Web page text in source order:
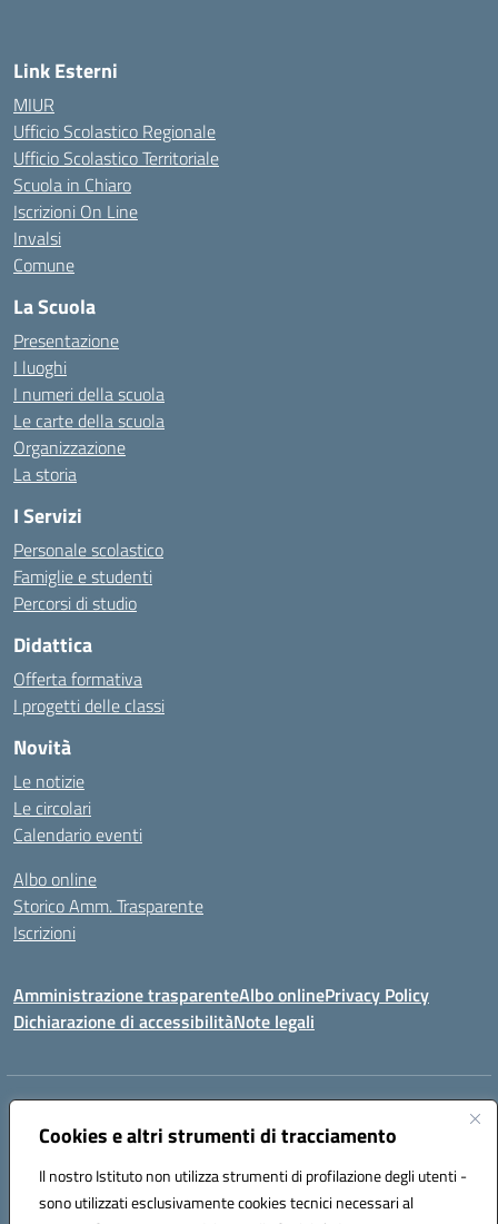
Cookies e altri strumenti di tracciamento
Il nostro Istituto non utilizza strumenti di profilazione degli utenti -
sono utilizzati esclusivamente cookies tecnici necessari al
Link Esterni
MIUR
Ufficio Scolastico Regionale
Ufficio Scolastico Territoriale
Scuola in Chiaro
Iscrizioni On Line
Invalsi
Comune
La Scuola
Presentazione
I luoghi
I numeri della scuola
Le carte della scuola
Organizzazione
La storia
I Servizi
Personale scolastico
Famiglie e studenti
Percorsi di studio
Didattica
Offerta formativa
I progetti delle classi
Novità
Le notizie
Le circolari
Calendario eventi
Albo online
Storico Amm. Trasparente
Iscrizioni
Amministrazione trasparenteAlbo onlinePrivacy Policy
Dichiarazione di accessibilitàNote legali
Indirizzo:
Centralino:08561100 Email:peic83100x@istruzione.it
Codice fiscale: 91117450683